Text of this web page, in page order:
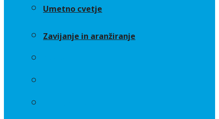
Umetno cvetje
Zavijanje in aranžiranje